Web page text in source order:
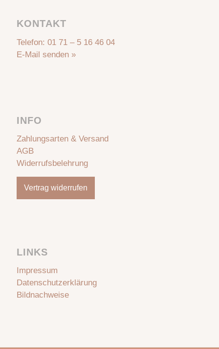
KONTAKT
Telefon: 01 71 – 5 16 46 04
E-Mail senden »
INFO
Zahlungsarten & Versand
AGB
Widerrufsbelehrung
Vertrag widerrufen
LINKS
Impressum
Datenschutzerklärung
Bildnachweise